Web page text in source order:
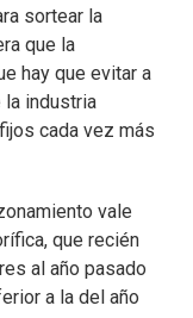
sortear la
que la
hay que evitar a
industria
cada vez más
vale
que recién
al año pasado
a la del año